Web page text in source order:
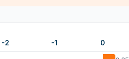
-2 -1 0